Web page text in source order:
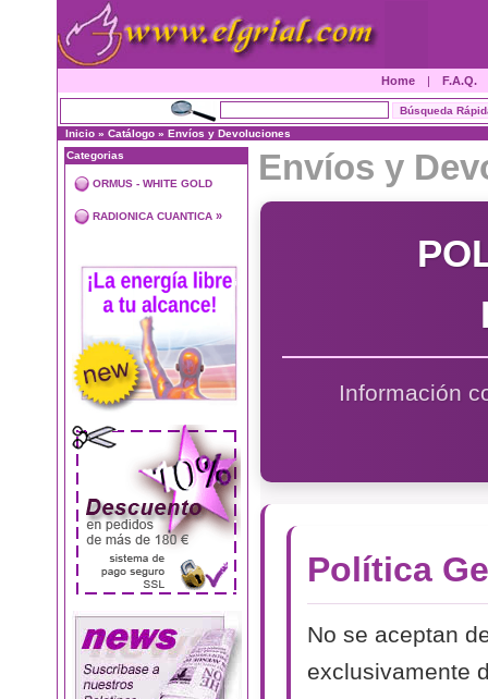
Home | F.A.Q.
Inicio » Catálogo » Envíos y Devoluciones
Categorias
ORMUS - WHITE GOLD
RADIONICA CUANTICA »
Envíos y
Información
Política
No se aceptan
exclusivamente